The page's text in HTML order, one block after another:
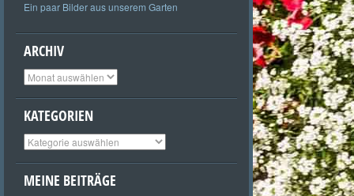
Ein paar Bilder aus unserem Garten
ARCHIV
Archiv
KATEGORIEN
Kategorien
MEINE BEITRÄGE